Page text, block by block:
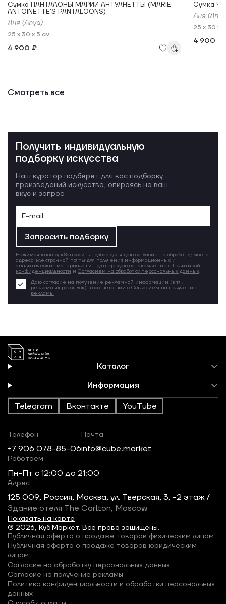
Сумка ПАНТАЛОНЫ МАРИИ АНТУАНЕТТЫ (MARIE
ANTOINETTE'S PANTALOONS)
Аня (Anya)
25 x 30 x 5 см
4 900 ₽
Сумка
Аня
25 x 30 x
4 900 ₽
Смотреть все
Получить индивидуальную
подборку искусства
Наш куратор подберёт для вас подборку
произведений искусства, опираясь на ваш
вкус и запрос.
Запросить подборку
Нажимая кнопку «Запросить подборку», я даю согласие на обработку моего
адреса электронной почты для получения информационных и
аналитических материалов и подтверждаю ознакомление с Политикой
конфиденциальности и Согласием на обработку персональных данных.
Даю согласие на получение рекламной информации (в т.ч.
рекламных рассылок) в соответствии с Согласием на получение
рекламы
Каталог
Информация
Telegram Вконтакте YouTube
© 2026, Куб.Маркет. Все права защищены.
Телефон
+7 906 078-85-06
Почта
info@cube.market
Работаем
Пн-Пт c 12:00 до 21:00
Адрес
125 009, Россия, Москва, ул. Тверская, 3, -2 этаж /
Здание отеля The Carlton, Moscow
Показать на карте
Публичная оферта о продаже товаров физическим лицам
Публичная оферта о продаже товаров юридическим
лицам
Согласие на обработку персональных данных
Согласие на получение рекламы
Политика конфиденциальности и обработки персональных
данных